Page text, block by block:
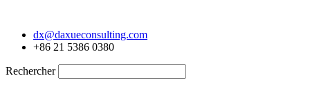
contenudx@daxueconsulting.com
+86 21 5386 0380
Rechercher